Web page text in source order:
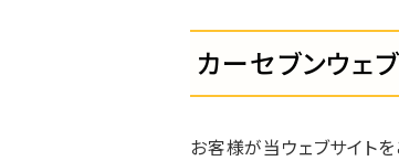
カーセブンウェ
お客様が当ウェブサイト